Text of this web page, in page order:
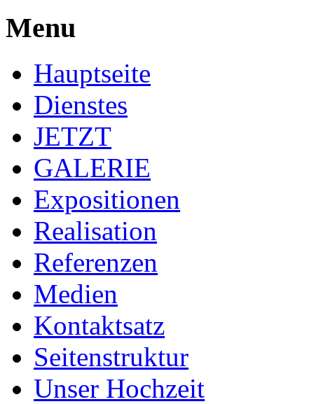
Menu
Hauptseite
Dienstes
JETZT
GALERIE
Expositionen
Realisation
Referenzen
Medien
Kontaktsatz
Seitenstruktur
Unser Hochzeit